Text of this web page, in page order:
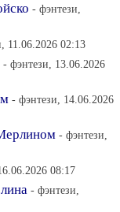
- фэнтези,
11.06.2026 02:13
- фэнтези, 13.06.2026
- фэнтези, 14.06.2026
- фэнтези,
08:17
- фэнтези,